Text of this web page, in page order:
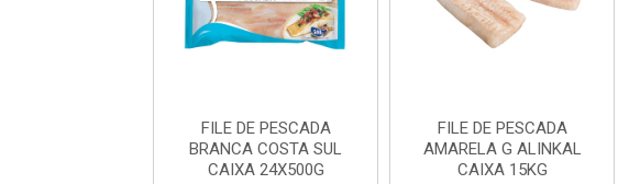
FILE DE PESCADA
BRANCA COSTA SUL
CAIXA 24X500G
FILE DE PESCADA
AMARELA G ALINKAL
CAIXA 15KG